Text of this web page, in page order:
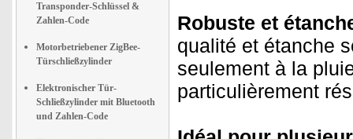
Transponder-Schlüssel &
Zahlen-Code
Motorbetriebener ZigBee-
Türschließzylinder
Elektronischer Tür-
Schließzylinder mit Bluetooth
und Zahlen-Code
Robuste et
qualité et étanche
seulement à la
particulièrement